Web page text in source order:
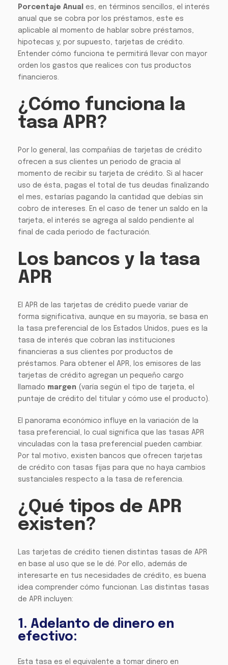
Porcentaje Anual
es, en términos sencillos, el interés
anual que se cobra por los préstamos, este es
aplicable al momento de hablar sobre préstamos,
hipotecas y; por supuesto, tarjetas de crédito.
Entender cómo funciona te permitirá llevar con mayor
orden los gastos que realices con tus productos
financieros.
¿Cómo funciona la
tasa APR?
Por lo general, las compañías de tarjetas de crédito
ofrecen a sus clientes un periodo de gracia al
momento de recibir su tarjeta de crédito. Si al hacer
uso de ésta, pagas el total de tus deudas finalizando
el mes, estarías pagando la cantidad que debías sin
cobro de intereses. En el caso de tener un saldo en la
tarjeta, el interés se agrega al saldo pendiente al
final de cada periodo de facturación.
Los bancos y la tasa
APR
El APR de las tarjetas de crédito puede variar de
forma significativa, aunque en su mayoría, se basa en
la tasa preferencial de los Estados Unidos, pues es la
tasa de interés que cobran las instituciones
financieras a sus clientes por productos de
préstamos. Para obtener el APR, los emisores de las
tarjetas de crédito agregan un pequeño cargo
llamado margen (varía según el tipo de tarjeta, el
puntaje de crédito del titular y cómo use el producto).
El panorama económico influye en la variación de la
tasa preferencial, lo cual significa que las tasas APR
vinculadas con la tasa preferencial pueden cambiar.
Por tal motivo, existen bancos que ofrecen tarjetas
de crédito con tasas fijas para que no haya cambios
sustanciales respecto a la tasa de referencia.
¿Qué tipos de APR
existen?
Las tarjetas de crédito tienen distintas tasas de APR
en base al uso que se le dé. Por ello, además de
interesarte en tus necesidades de crédito, es buena
idea comprender cómo funcionan. Las distintas tasas
de APR incluyen:
1. Adelanto de dinero en
efectivo:
Esta tasa es el equivalente a tomar dinero en